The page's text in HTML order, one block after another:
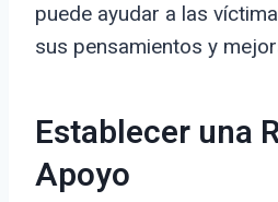
puede ayudar a las
sus pensamientos y
Establecer una
Apoyo